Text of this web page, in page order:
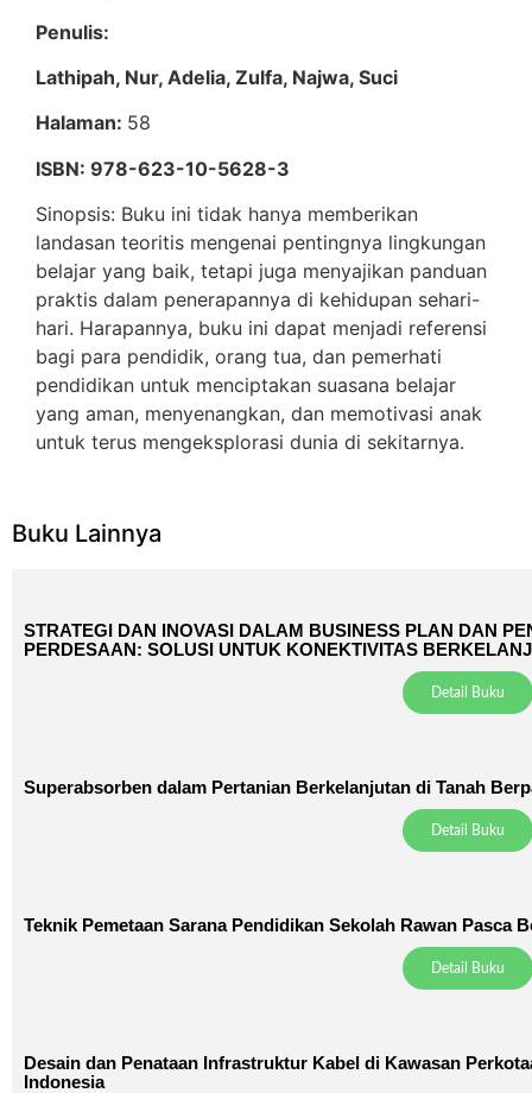
Penulis:
Lathipah, Nur, Adelia, Zulfa, Najwa, Suci
Halaman: 58
ISBN: 978-623-10-5628-3
Sinopsis: Buku ini tidak hanya memberikan
landasan teoritis mengenai pentingnya lingkungan
belajar yang baik, tetapi juga menyajikan panduan
praktis dalam penerapannya di kehidupan sehari-
hari. Harapannya, buku ini dapat menjadi referensi
bagi para pendidik, orang tua, dan pemerhati
pendidikan untuk menciptakan suasana belajar
yang aman, menyenangkan, dan memotivasi anak
untuk terus mengeksplorasi dunia di sekitarnya.
Buku Lainnya
STRATEGI DAN INOVASI DALAM BUSINESS PLAN DAN
PERDESAAN: SOLUSI UNTUK KONEKTIVITAS
Detail Buku
Superabsorben dalam Pertanian Berkelanjutan di Tanah
Detail Buku
Teknik Pemetaan Sarana Pendidikan Sekolah Rawan Pasca
Detail Buku
Desain dan Penataan Infrastruktur Kabel di Kawasan
Indonesia